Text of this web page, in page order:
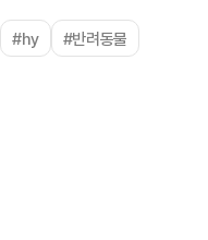
#hy #반려동물